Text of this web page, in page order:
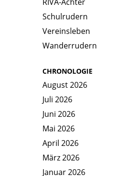
Schulrudern
Vereinsleben
Wanderrudern
CHRONOLOGIE
August 2026
Juli 2026
Juni 2026
Mai 2026
April 2026
März 2026
Januar 2026